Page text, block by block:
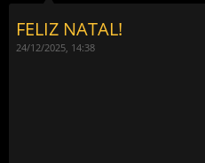
FELIZ NATAL!
24/12/2025, 14:38